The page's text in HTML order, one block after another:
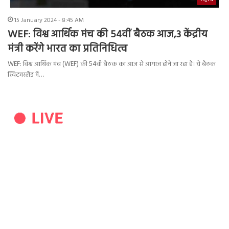
15 January 2024 - 8:45 AM
WEF: विश्व आर्थिक मंच की 54वीं बैठक आज,3 केंद्रीय
मंत्री करेंगे भारत का प्रतिनिधित्व
WEF: विश्व आर्थिक मंच (WEF) की 54वीं बैठक का आज से आगाज होने जा रहा है। ये बैठक
स्विटजरलैंड में…